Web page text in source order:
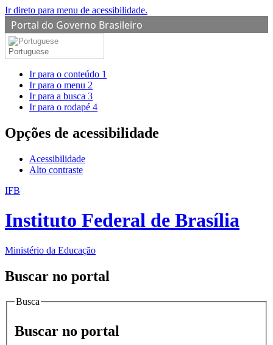
Ir direto para menu de acessibilidade.
Portal do Governo Brasileiro
Portuguese
Ir para o conteúdo 1
Ir para o menu 2
Ir para a busca 3
Ir para o rodapé 4
Opções de acessibilidade
Acessibilidade
Alto contraste
IFB
Instituto Federal de Brasília
Ministério da Educação
Buscar no portal
Busca
Buscar no portal